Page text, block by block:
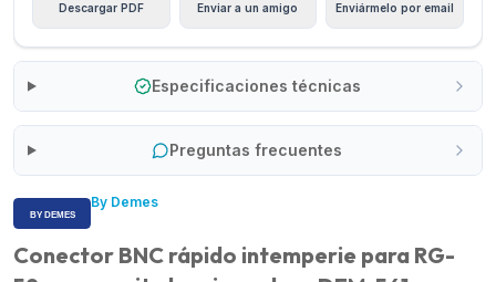
Descargar PDF Enviar a un amigo Enviármelo por email
Especificaciones técnicas
Preguntas frecuentes
By Demes
Conector BNC rápido intemperie para RG-